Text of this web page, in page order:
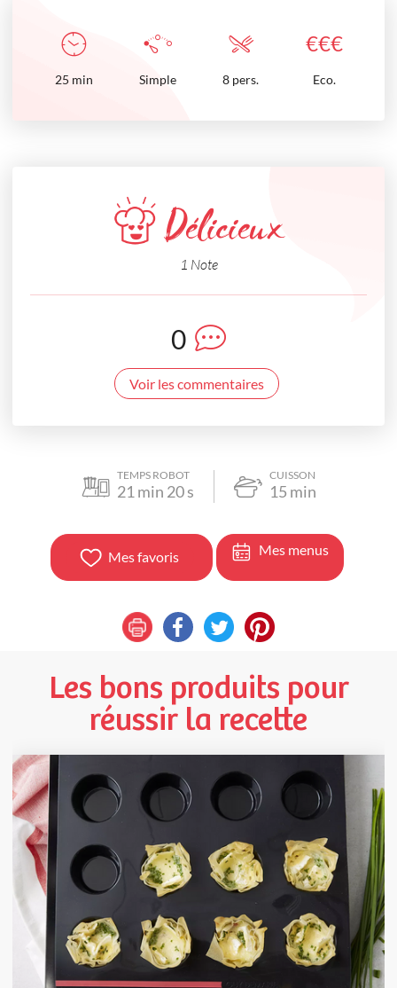
€€€
25 min Simple 8 pers. Eco.
Délicieux
1 Note
0
Voir les commentaires
TEMPS ROBOT
21 min 20s
CUISSON
15 min
Mes favoris Mes menus
Les bons produits pour
réussir la recette